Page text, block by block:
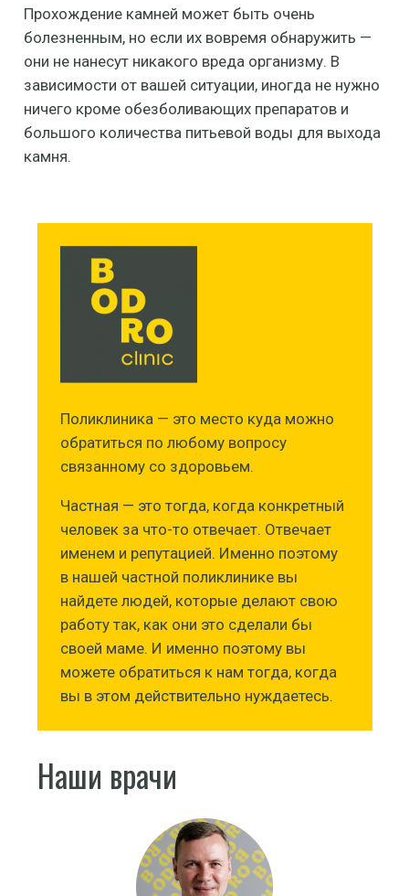
Прохождение камней может быть очень
болезненным, но если их вовремя обнаружить —
они не нанесут никакого вреда организму. В
зависимости от вашей ситуации, иногда не нужно
ничего кроме обезболивающих препаратов и
большого количества питьевой воды для выхода
камня.
Поликлиника — это место куда можно
обратиться по любому вопросу
связанному со здоровьем.
Частная — это тогда, когда конкретный
человек за что-то отвечает. Отвечает
именем и репутацией. Именно поэтому
в нашей частной поликлинике вы
найдете людей, которые делают свою
работу так, как они это сделали бы
своей маме. И именно поэтому вы
можете обратиться к нам тогда, когда
вы в этом действительно нуждаетесь.
Наши врачи